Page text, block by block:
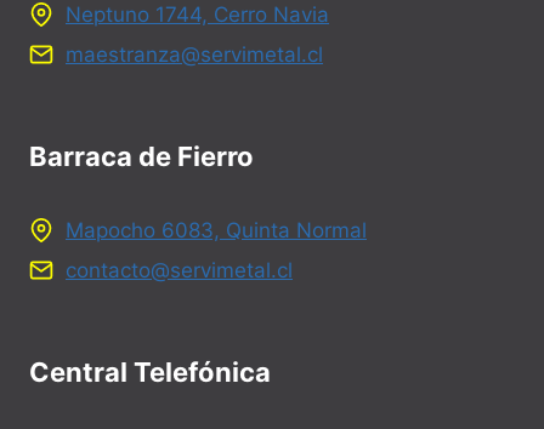
Neptuno 1744, Cerro Navia
maestranza@servimetal.cl
Barraca de Fierro
Mapocho 6083, Quinta Normal
contacto@servimetal.cl
Central Telefónica